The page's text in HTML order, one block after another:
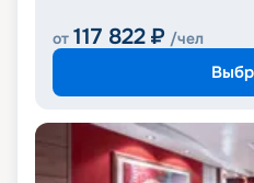
от 117 822 ₽ /чел